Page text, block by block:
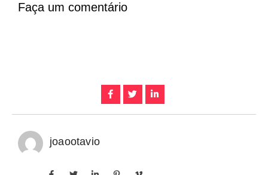
Faça um comentário
joaootavio